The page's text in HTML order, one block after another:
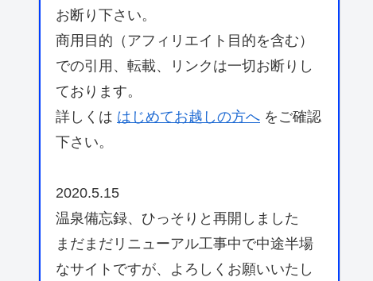
お断り下さい。
商用目的（アフィリエイト目的を含む）
での引用、転載、リンクは一切お断りし
ております。
詳しくは はじめてお越しの方へ をご確認
下さい。
2020.5.15
温泉備忘録、ひっそりと再開しました
まだまだリニューアル工事中で中途半場
なサイトですが、よろしくお願いいたし